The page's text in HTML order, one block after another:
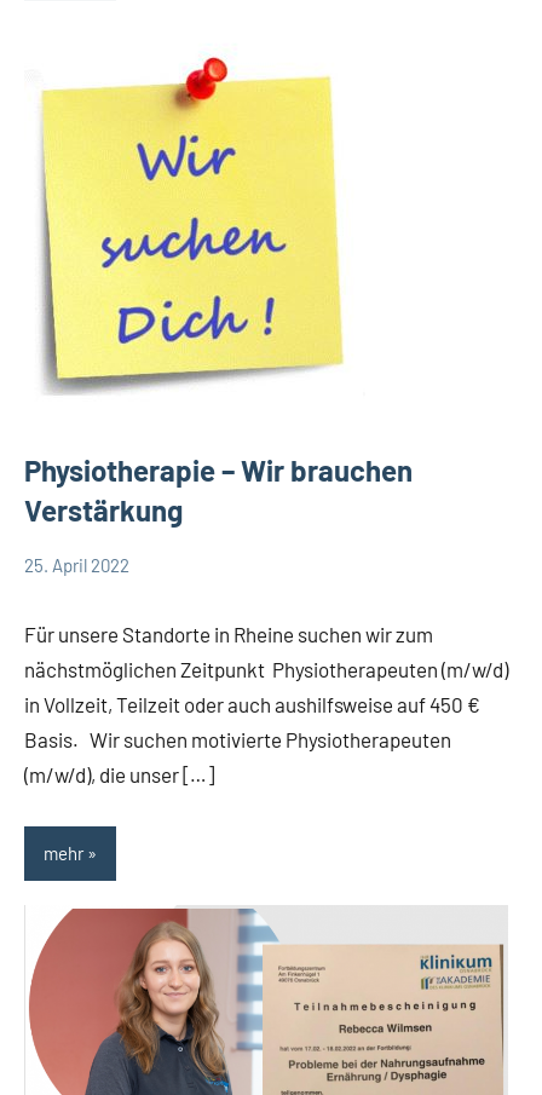
Physiotherapie – Wir brauchen
Verstärkung
Intern
25. April 2022
TBueskens
Für unsere Standorte in Rheine suchen wir zum
nächstmöglichen Zeitpunkt Physiotherapeuten (m/w/d)
in Vollzeit, Teilzeit oder auch aushilfsweise auf 450 €
Basis. Wir suchen motivierte Physiotherapeuten
(m/w/d), die unser […]
mehr